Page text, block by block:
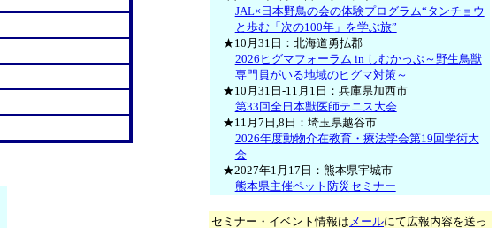
JAL×日本野鳥の会の体験プログラム“タンチョウ
と歩む「次の100年」を学ぶ旅”
★10月31日：北海道勇払郡
2026ヒグマフォーラム in しむかっぷ～野生鳥獣
専門員がいる地域のヒグマ対策～
★10月31日-11月1日：兵庫県加西市
第33回全日本獣医師テニス大会
★11月7日,8日：埼玉県越谷市
2026年度動物介在教育・療法学会第19回学術大
会
★2027年1月17日：熊本県宇城市
熊本県主催ペット防災セミナー
セミナー・イベント情報は メールにて広報内容を送っ